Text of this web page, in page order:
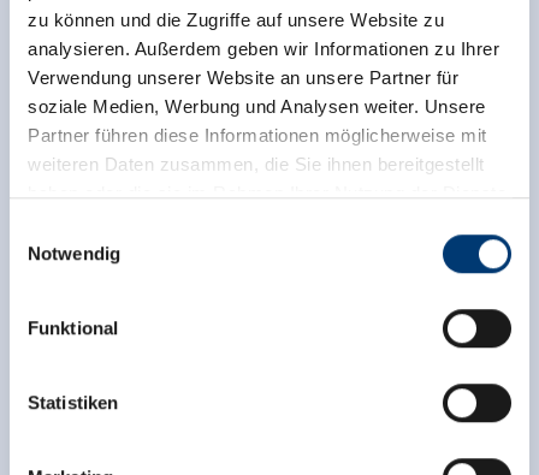
zu können und die Zugriffe auf unsere Website zu
analysieren. Außerdem geben wir Informationen zu Ihrer
Verwendung unserer Website an unsere Partner für
soziale Medien, Werbung und Analysen weiter. Unsere
Partner führen diese Informationen möglicherweise mit
weiteren Daten zusammen, die Sie ihnen bereitgestellt
haben oder die sie im Rahmen Ihrer Nutzung der Dienste
Rohr 23// A-6280 Zell am Ziller
www.zillertalarena.com
Notwendig
Funktional
Statistiken